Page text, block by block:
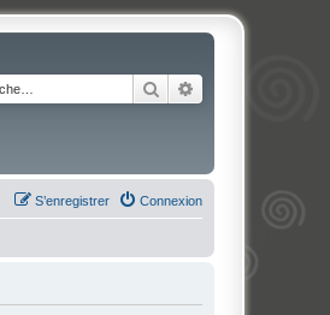
Rechercher
Connexion
S’enregistrer